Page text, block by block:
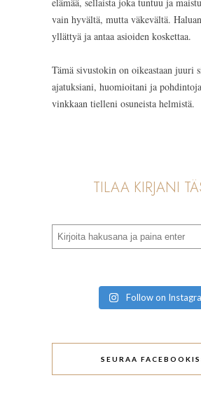
vain hyvältä, mutta väkevältä.
yllättyä ja antaa asioiden koskettaa.
Tämä sivustokin on oikeastaan juuri
ajatuksiani, huomioitani ja
vinkkaan tielleni osuneista helmistä.
TILAA KIRJANI
Follow on
SEURAA